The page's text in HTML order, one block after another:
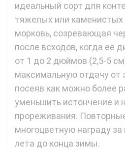
идеальный сорт для
тяжелых или каменистых
морковь, созревающая
после всходов, когда её
от 1 до 2 дюймов (2,5-5
максимальную отдачу от
посеяв как можно более
уменьшить истончение и
прореживания.
многоцветную награду
лета до конца зимы.